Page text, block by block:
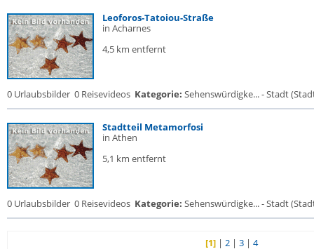
Leoforos-Tatoiou-Straße
in Acharnes
4,5 km entfernt
0 Urlaubsbilder 0 Reisevideos Kategorie: Sehenswürdigke... - Stadt
Stadtteil Metamorfosi
in Athen
5,1 km entfernt
0 Urlaubsbilder 0 Reisevideos Kategorie: Sehenswürdigke... - Stadt
[1] |2 |3 |4